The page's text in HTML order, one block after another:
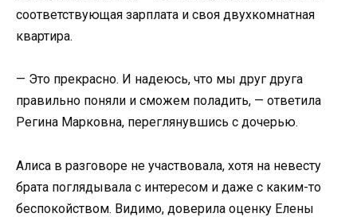
соответствующая зарплата и своя двухкомнатная
квартира.
— Это прекрасно. И надеюсь, что мы друг друга
правильно поняли и сможем поладить, — ответила
Регина Марковна, переглянувшись с дочерью.
Алиса в разговоре не участвовала, хотя на невесту
брата поглядывала с интересом и даже с каким-то
беспокойством. Видимо, доверила оценку Елены